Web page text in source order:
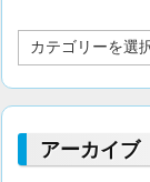
テ
リ
アーカイブ